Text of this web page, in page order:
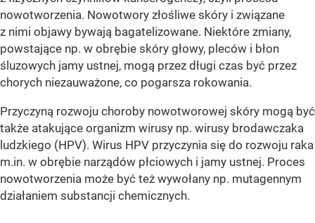
nowotworzenia. Nowotwory złośliwe skóry i związane
z nimi objawy bywają bagatelizowane. Niektóre zmiany,
powstające np. w obrębie skóry głowy, pleców i błon
śluzowych jamy ustnej, mogą przez długi czas być przez
chorych niezauważone, co pogarsza rokowania.
Przyczyną rozwoju choroby nowotworowej skóry mogą być
także atakujące organizm wirusy np. wirusy brodawczaka
ludzkiego (HPV). Wirus HPV przyczynia się do rozwoju raka
m.in. w obrębie narządów płciowych i jamy ustnej. Proces
nowotworzenia może być też wywołany np. mutagennym
działaniem substancji chemicznych.